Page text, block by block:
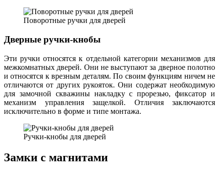
Поворотные ручки для дверей
Дверные ручки-кнобы
Эти ручки относятся к отдельной категории механизмов для
межкомнатных дверей. Они не выступают за дверное полотно
и относятся к врезным деталям. По своим функциям ничем не
отличаются от других рукояток. Они содержат необходимую
для замочной скважины накладку с прорезью, фиксатор и
механизм управления защелкой. Отличия заключаются
исключительно в форме и типе монтажа.
Ручки-кнобы для дверей
Замки с магнитами